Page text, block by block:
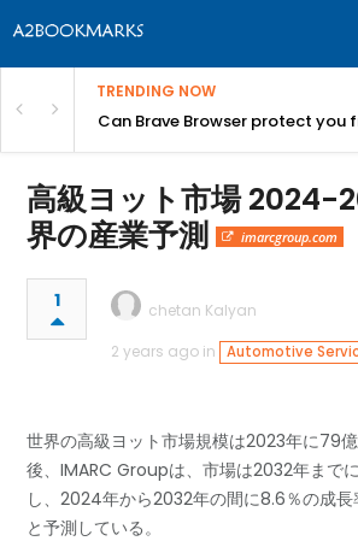
TRENDING NOW
Can Brave Browser protect you
高級ヨット市場 2024-
界の産業予測
imarcgroup.com
1
chetan Kalyan
2 years ago in
Automotive
世界の高級ヨット市場規模は2023年に79
後、IMARC Groupは、市場は2032年まで
し、2024年から2032年の間に8.6％の成長
と予測している。